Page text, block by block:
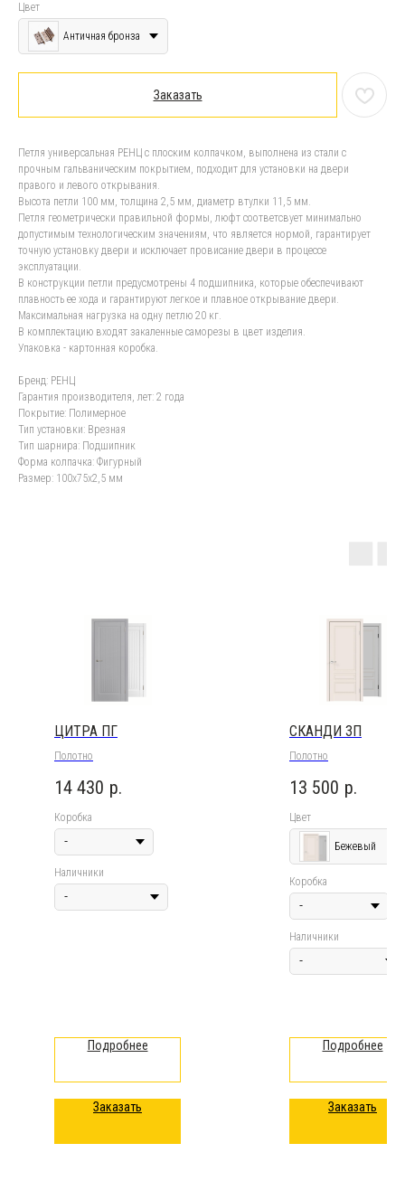
Цвет
Античная бронза
Заказать
Петля универсальная РЕНЦ с плоским колпачком, выполнена из стали с
прочным гальваническим покрытием, подходит для установки на двери
правого и левого открывания.
Высота петли 100 мм, толщина 2,5 мм, диаметр втулки 11,5 мм.
Петля геометрически правильной формы, люфт соответсвует минимально
допустимым технологическим значениям, что является нормой, гарантирует
точную установку двери и исключает провисание двери в процессе
эксплуатации.
В конструкции петли предусмотрены 4 подшипника, которые обеспечивают
плавность ее хода и гарантируют легкое и плавное открывание двери.
Максимальная нагрузка на одну петлю 20 кг.
В комплектацию входят закаленные саморезы в цвет изделия.
Упаковка - картонная коробка.
Бренд: РЕНЦ
Гарантия производителя, лет: 2 года
Покрытие: Полимерное
Тип установки: Врезная
Тип шарнира: Подшипник
Форма колпачка: Фигурный
Размер: 100х75х2,5 мм
ЦИТРА ПГ
Полотно
14 430 р.
Коробка
Наличники
Подробнее
Заказать
СКАНДИ 3П
Полотно
13 500 р.
Цвет
Бежевый
Коробка
Наличники
Подробнее
Заказать